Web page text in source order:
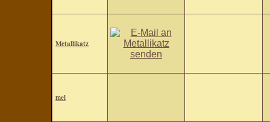
Metallikatz
mel